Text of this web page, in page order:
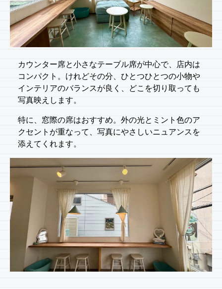
カウンター席と小さなテーブル席が中心で、店内は
コンパクト。けれどその分、ひとつひとつの小物や
インテリアのバランスが良く、どこを切り取っても
写真映えします。
特に、窓際の席はおすすめ。外の光とミント色のア
クセントが重なって、写真にやさしいニュアンスを
添えてくれます。